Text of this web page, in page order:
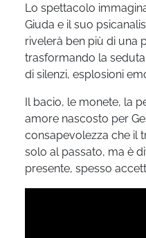
Lo spettacolo
Giuda e il suo
rivelerà ben più di una
trasformando la
di silenzi, esplosioni
Il bacio, le monete, la
amore nascosto per
consapevolezza che il
solo al passato, ma è
presente, spesso